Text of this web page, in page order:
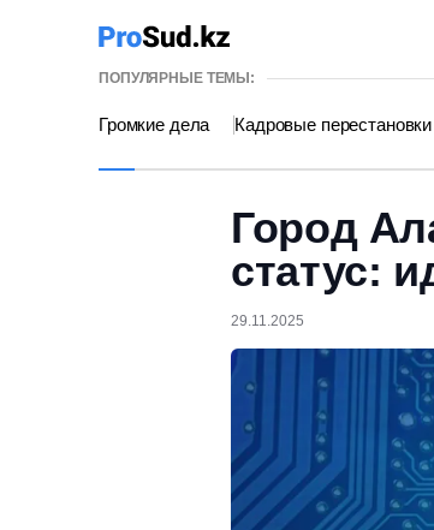
ПОПУЛЯРНЫЕ ТЕМЫ:
Громкие дела Кадровые перестановки
Город
статус:
29.11.2025